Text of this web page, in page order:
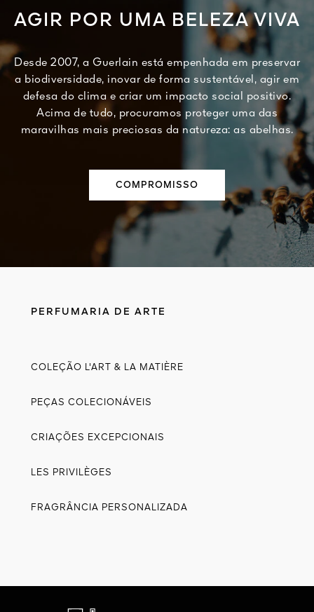
AGIR POR UMA BELEZA VIVA
Desde 2007, a Guerlain está empenhada em preservar
a biodiversidade, inovar de forma sustentável, agir em
defesa do clima e criar um impacto social positivo.
Acima de tudo, procuramos proteger uma das
maravilhas mais preciosas da natureza: as abelhas.
COMPROMISSO
PERFUMARIA DE ARTE
COLEÇÃO L'ART & LA MATIÈRE
PEÇAS COLECIONÁVEIS
CRIAÇÕES EXCEPCIONAIS
LES PRIVILÈGES
FRAGRÂNCIA PERSONALIZADA